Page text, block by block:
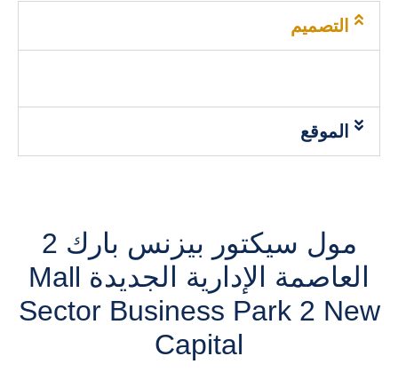
التصميم
الموقع
مول سيكتور بيزنس بارك 2
العاصمة الإدارية الجديدة Mall
Sector Business Park 2 New
Capital